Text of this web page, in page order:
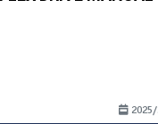
2025/